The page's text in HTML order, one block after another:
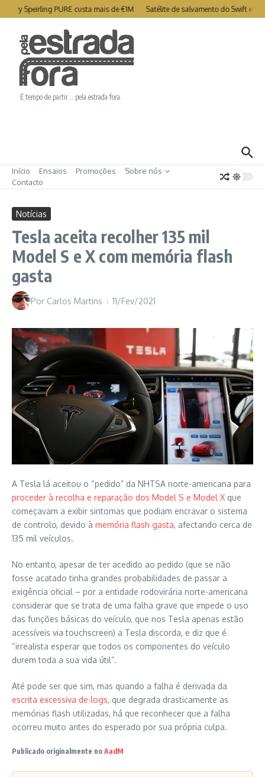
Ir para o conteúdo
Speirling PURE custa mais de €1M Satélite de salvamento do Swift está
É tempo de partir… pela estrada fora.
Início Ensaios Promoções
Sobre nós
Contacto
Notícias
Tesla aceita recolher 135 mil
Model S e X com memória flash
gasta
Por Carlos Martins 11/Fev/2021
A Tesla lá aceitou o “pedido” da NHTSA norte-americana para
proceder à recolha e reparação dos Model S e Model X que
começavam a exibir sintomas que podiam encravar o sistema
de controlo, devido à memória flash gasta, afectando cerca de
135 mil veículos.
No entanto, apesar de ter acedido ao pedido (que se não
fosse acatado tinha grandes probabilidades de passar a
exigência oficial – por a entidade rodovirária norte-americana
considerar que se trata de uma falha grave que impede o uso
das funções básicas do veículo, que nos Tesla apenas estão
acessíveis via touchscreen) a Tesla discorda, e diz que é
“irrealista esperar que todos os componentes do veículo
durem toda a sua vida útil”.
Até pode ser que sim, mas quando a falha é derivada da
escrita excessiva de logs, que degrada drasticamente as
memórias flash utilizadas, há que reconhecer que a falha
ocorreu muito antes do esperado por sua própria culpa.
Publicado originalmente no AadM